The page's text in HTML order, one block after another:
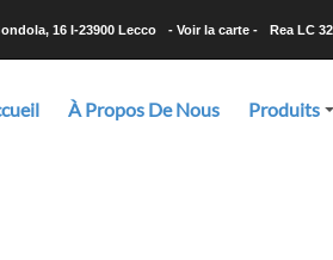
16 I-23900 Lecco - Voir la carte - Rea LC
À Propos De Nous
Produits